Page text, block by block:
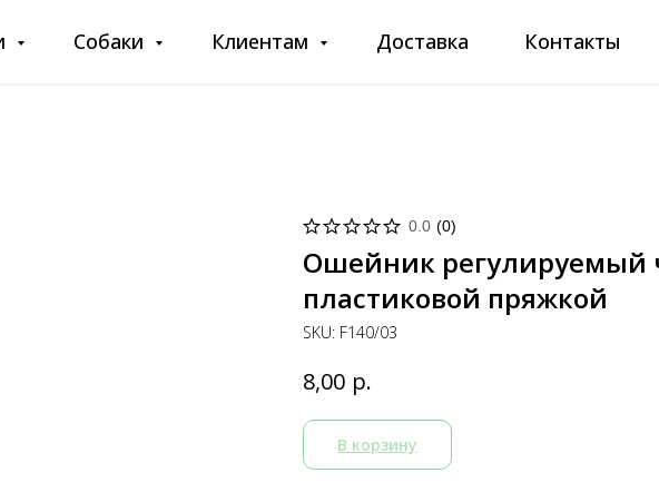
Собаки Клиентам Доставка Контакты
0.0 (0)
Ошейник регулируемый
пластиковой пряжкой
SKU: F140/03
8,00 р.
В корзину